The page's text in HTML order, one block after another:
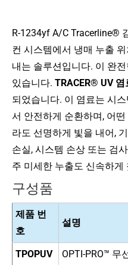
R-1234yf A/C Tracerline®
컨 시스템에서 냉매 누출
내는 솔루션입니다. 이 완
있습니다. TRACER® UV 염
되었습니다. 이 염료는 시
서 안전하게 순환하며, 어
라도 선명하게 빛을 내어,
손실, 시스템 손상 또는 검
주 미세한 누출도 신속하
구성품
제품 번
호
설명
TPOPUV OPTI-PRO™ 무